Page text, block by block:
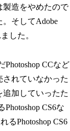
製造をやめたので
そしてAdobe
した。
Photoshop CCなど
されていなかった
加していったた
CS6な
るPhotoshop CS6